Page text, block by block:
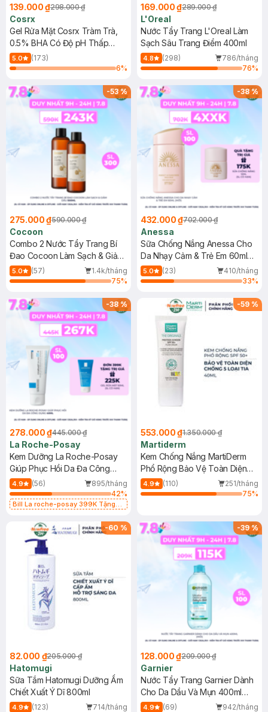
139.000 ₫298.000 ₫
Cosrx
Gel Rửa Mặt Cosrx Tràm Trà,
0.5% BHA Có Độ pH Thấp
150ml
5.0
(173)
6%
169.000 ₫289.000 ₫
L'Oreal
Nước Tẩy Trang L'Oreal Làm
Sạch Sâu Trang Điểm 400ml
4.8 (298)
786/tháng
76%
-53%
275.000 ₫590.000 ₫
Cocoon
Combo 2 Nước Tẩy Trang Bí
Đao Cocoon Làm Sạch & Giảm
Dầu 500ml
5.0 (57)
1.4k/tháng
75%
-38%
432.000 ₫702.000 ₫
Anessa
Sữa Chống Nắng Anessa Cho
Da Nhạy Cảm & Trẻ Em 60ml
(Mới)
5.0 (23)
410/tháng
33%
-38%
278.000 ₫445.000 ₫
La Roche-Posay
Kem Dưỡng La Roche-Posay
Giúp Phục Hồi Da Đa Công
Dụng 40ml
4.9 (56)
895/tháng
42%
Bill La roche-posay 399K Tặng
(SL có hạn)
-59 %
553.000 ₫1.350.000 ₫
Martiderm
Kem Chống Nắng MartiDerm
Phổ Rộng Bảo Vệ Toàn Diện
40ml
4.9 (110)
251/tháng
75%
-60 %
82.000 ₫205.000 ₫
Hatomugi
Sữa Tắm Hatomugi Dưỡng Ẩm
Chiết Xuất Ý Dĩ 800ml
4.9 (123)
714/tháng
-39%
128.000 ₫209.000 ₫
Garnier
Nước Tẩy Trang Garnier Dành
Cho Da Dầu Và Mụn 400ml
(Mới)
4.9 (69)
942/tháng